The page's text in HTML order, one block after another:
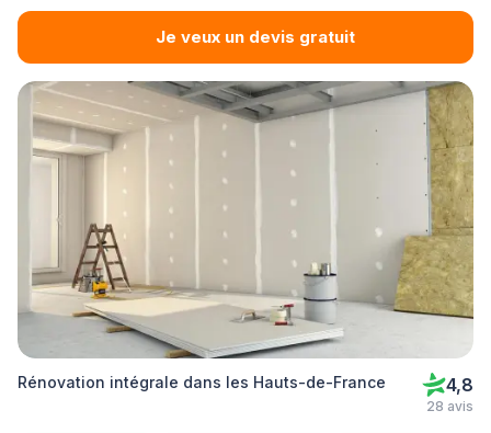
Je veux un devis gratuit
Rénovation intégrale dans les Hauts-de-France 4,8
28 avis